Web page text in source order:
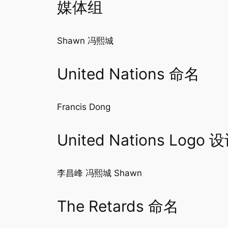
媒体组
Shawn 冯熙城
United Nations 命名
Francis Dong
United Nations Logo 设
李昌峰 冯熙城 Shawn
The Retards 命名